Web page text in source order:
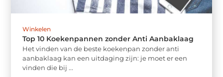
Winkelen
Top 10 Koekenpannen zonder Anti Aanbaklaag
Het vinden van de beste koekenpan zonder anti
aanbaklaag kan een uitdaging zijn: je moet er een
vinden die bij ...